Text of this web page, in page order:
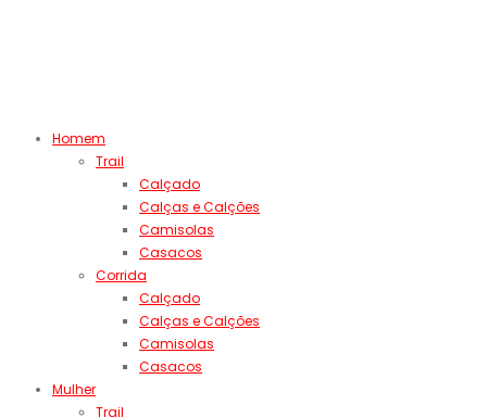
Homem
Trail
Calçado
Calças e Calções
Camisolas
Casacos
Corrida
Calçado
Calças e Calções
Camisolas
Casacos
Mulher
Trail